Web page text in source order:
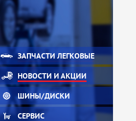
ЗАПЧАСТИ ЛЕГКОВЫЕ
НОВОСТИ И АКЦИИ
ШИНЫ/ДИСКИ
СЕРВИС